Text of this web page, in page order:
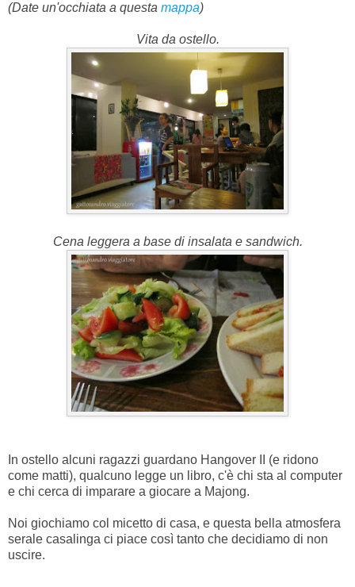
(Date un'occhiata a questa mappa)
Vita da ostello.
Cena leggera a base di insalata e sandwich.
In ostello alcuni ragazzi guardano Hangover II (e ridono
come matti), qualcuno legge un libro, c'è chi sta al computer
e chi cerca di imparare a giocare a Majong.
Noi giochiamo col micetto di casa, e questa bella atmosfera
serale casalinga ci piace così tanto che decidiamo di non
uscire.